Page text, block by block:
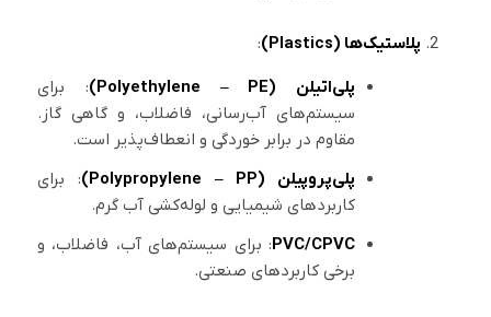
پلاستیک‌ها (Plastics)
:
پلی‌اتیلن (Polyethylene – PE)
: برای
سیستم‌های آب‌رسانی، فاضلاب، و گاهی گاز.
مقاوم در برابر خوردگی و انعطاف‌پذیر است.
پلی‌پروپیلن (Polypropylene – PP)
: برای
کاربردهای شیمیایی و لوله‌کشی آب گرم.
PVC/CPVC: برای سیستم‌های آب، فاضلاب، و
برخی کاربردهای صنعتی.